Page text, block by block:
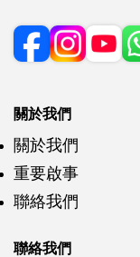
關於我們
關於我們
重要啟事
聯絡我們
聯絡我們